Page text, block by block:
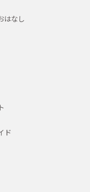
はなし
ド